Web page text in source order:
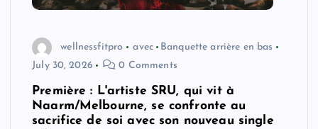
wellnessfitpro avec
Banquette arrière en bas
July 30, 2026
0 Comments
Première : L'artiste SRU, qui vit à
Naarm/Melbourne, se confronte au
sacrifice de soi avec son nouveau single